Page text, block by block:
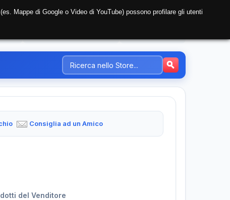
Consiglia ad un Amico
del Venditore
Mappe di Google o Video di YouTube) possono profilare gli utenti